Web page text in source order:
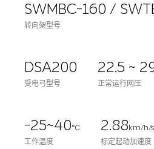
SWMBC-160 /
转向架型号
DSA200
受电弓型号
22.5 ~
正常运行网压
-25~40℃
工作温度
2.88 km/h/s
标定起动加速度